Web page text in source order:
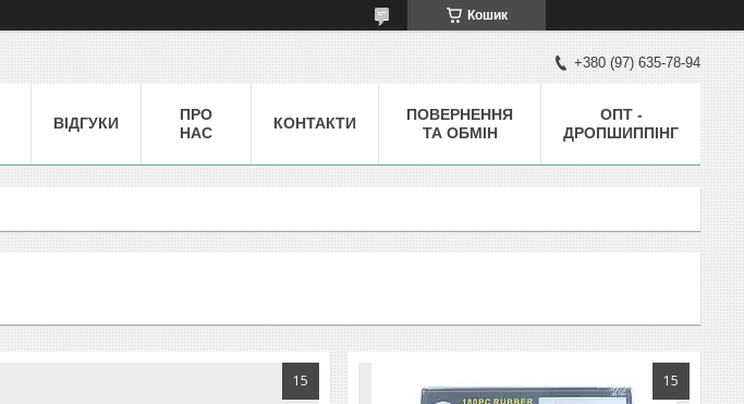
Кошик
+380 (97) 635-78-94
ВІДГУКИ
ПРО
НАС
КОНТАКТИ
ПОВЕРНЕННЯ
ТА ОБМІН
ОПТ -
ДРОПШИППІНГ
15 15